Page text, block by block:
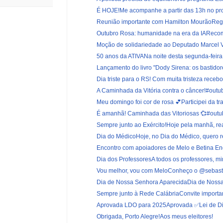
É HOJE!Me acompanhe a partir das 13h no
Reunião importante com Hamilton
Outubro Rosa: humanidade na era da
Moção de solidariedade ao Deputado Marcel
50 anos da ATIVANa noite desta segunda-
Lançamento do livro "Dody Sirena: os
Dia triste para o RS! Com muita tristeza
A Caminhada da Vitória contra o
Meu domingo foi cor de rosa 💕Participei da
É amanhã! Caminhada das Vitoriosas
Sempre junto ao Exército!Hoje pela manhã,
Dia do MédicoHoje, no Dia do Médico, quero
Encontro com apoiadores de Melo e Betina
Dia dos ProfessoresA todos os professores,
Vou melhor, vou com MeloConheço o
Dia de Nossa Senhora AparecidaDia de
Sempre junto à Rede CalábriaConvite
Aprovada LDO para 2025Aprovada ✅Lei de
Obrigada, Porto Alegre!Aos meus eleitores!